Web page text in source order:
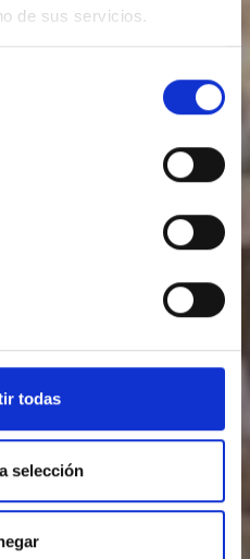
de sus servicios.
todas
selección